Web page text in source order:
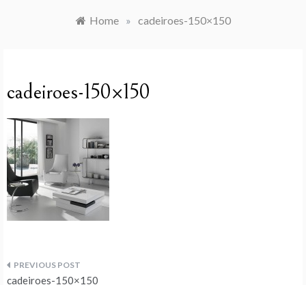
Home » cadeiroes-150×150
cadeiroes-150×150
Navegação
cadeiroes-150×150